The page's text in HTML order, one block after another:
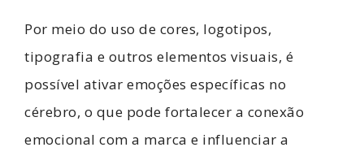
Por meio do uso de cores, logotipos,
tipografia e outros elementos visuais, é
possível ativar emoções específicas no
cérebro, o que pode fortalecer a conexão
emocional com a marca e influenciar a